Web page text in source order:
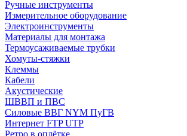
Ручные инструменты
Измерительное оборудование
Электроинструменты
Материалы для монтажа
Термоусаживаемые трубки
Хомуты-стяжки
Клеммы
Кабели
Акустические
ШВВП и ПВС
Силовые ВВГ NYM ПуГВ
Интернет FTP UTP
Ретро в оплётке